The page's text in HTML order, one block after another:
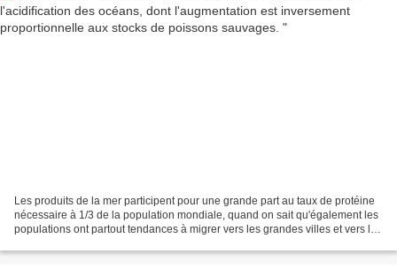
Les produits de la mer participent pour une grande part au taux de protéine
nécessaire à 1/3 de la population mondiale, quand on sait qu'également les
populations ont partout tendances à migrer vers les grandes villes et vers les